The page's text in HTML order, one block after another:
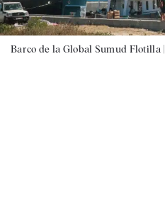
Barco de la Global Sumud Flotilla |